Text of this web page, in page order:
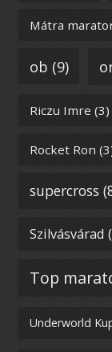
Mátra
ob (9)
Riczu Imre (3)
Rocket Ron
supercross
Szilvásvárad
Top
Underworld